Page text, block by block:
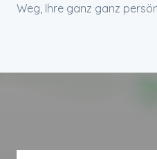
Weg, Ihre ganz ganz